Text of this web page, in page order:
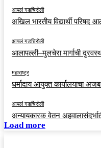
आपलं गडचिरोली
अखिल भारतीय विद्यार्थी परिषद
आपलं गडचिरोली
आलापल्ली–मुलचेरा मार्गाची
महाराष्ट्र
धर्मादाय आयुक्त कार्यालयाचा
आपलं गडचिरोली
अन्यायकारक वेतन
Load more